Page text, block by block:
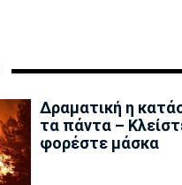
Δραματική η
τα πάντα –
φορέστε μάσκα